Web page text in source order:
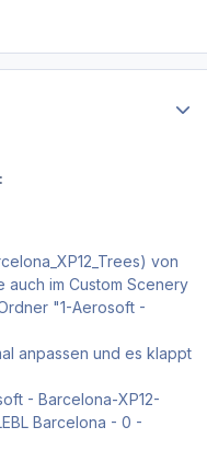
von
auch im Custom Scenery
"1-Aerosoft -
anpassen und es klappt
- Barcelona-XP12-
Barcelona - 0 -